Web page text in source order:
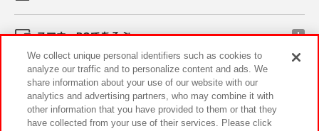
スマホ・PCであそぶ
イベント・キャンペーン
We collect unique personal identifiers such as cookies to
analyze our traffic and to personalize content and ads. We
share information about your use of our website with our
analytics and advertising partners, who may combine it with
other information that you have provided to them or that they
have collected from your use of their services. Please click